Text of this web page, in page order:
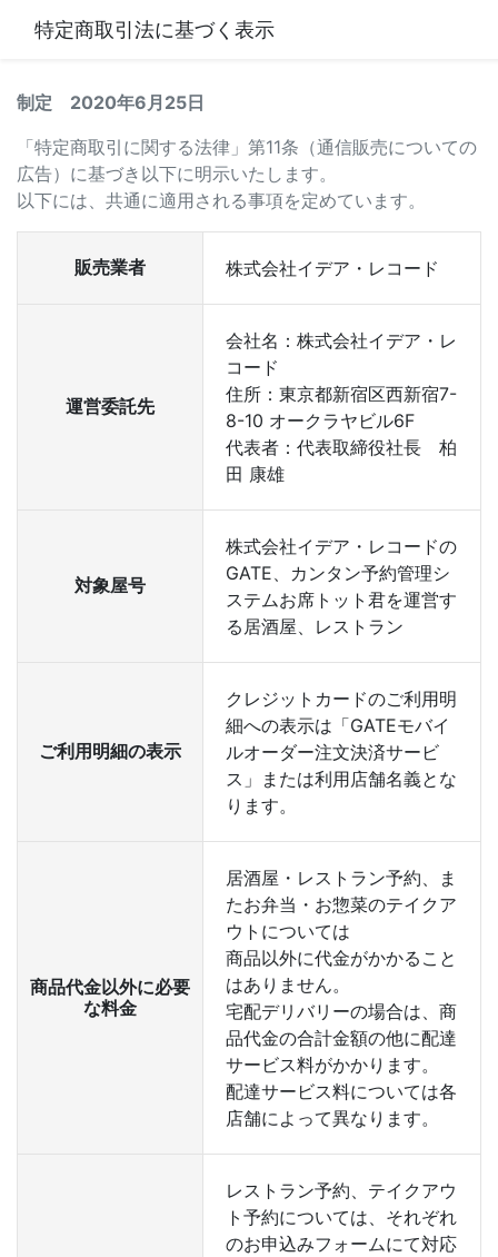
特定商取引法に基づく表示
制定 2020年6月25日
「特定商取引に関する法律」第11条（通信販売についての
広告）に基づき以下に明示いたします。
以下には、共通に適用される事項を定めています。
販売業者 株式会社イデア・レコード
運営委託先
会社名：株式会社イデア・レ
コード
住所：東京都新宿区西新宿7-
8-10 オークラヤビル6F
代表者：代表取締役社長 柏
田 康雄
対象屋号
株式会社イデア・レコードの
GATE、カンタン予約管理シ
ステムお席トット君を運営す
る居酒屋、レストラン
ご利用明細の表示
クレジットカードのご利用明
細への表示は「GATEモバイ
ルオーダー注文決済サービ
ス」または利用店舗名義とな
ります。
商品代金以外に必要
な料金
居酒屋・レストラン予約、ま
たお弁当・お惣菜のテイクア
ウトについては
商品以外に代金がかかること
はありません。
宅配デリバリーの場合は、商
品代金の合計金額の他に配達
サービス料がかかります。
配達サービス料については各
店舗によって異なります。
レストラン予約、テイクアウ
ト予約については、それぞれ
のお申込みフォームにて対応